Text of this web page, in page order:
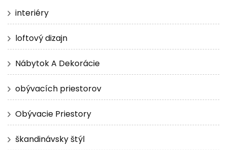
interiéry
loftový dizajn
Nábytok A Dekorácie
obývacích priestorov
Obývacie Priestory
škandinávsky štýl